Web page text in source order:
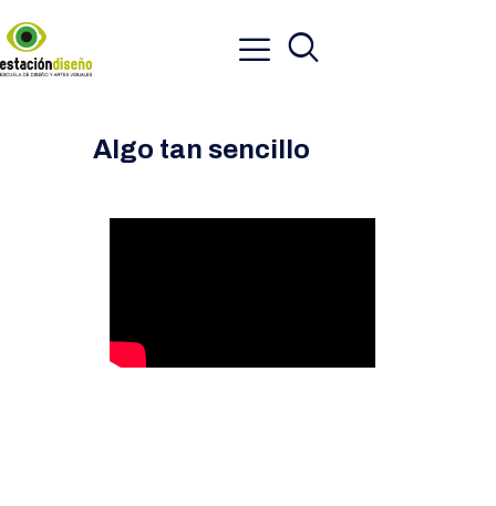
Algo tan sencillo